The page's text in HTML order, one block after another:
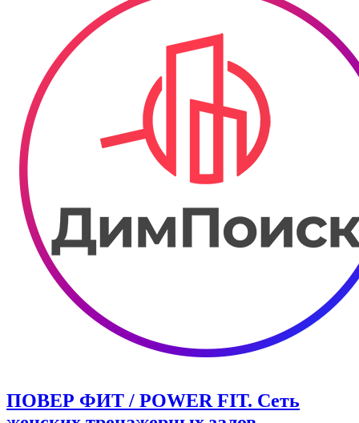
ПОВЕР ФИТ / POWER FIT. Сеть